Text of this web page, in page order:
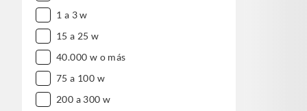
1 a 3 w
15 a 25 w
40.000 w o más
75 a 100 w
200 a 300 w